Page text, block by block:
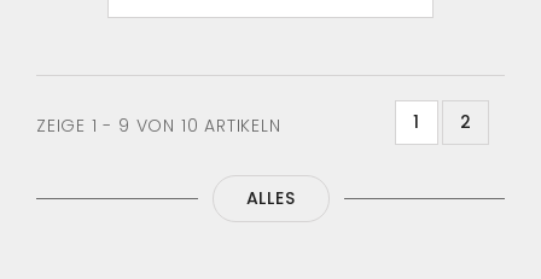
ZEIGE 1 - 9 VON 10 ARTIKELN 1 2
ALLES